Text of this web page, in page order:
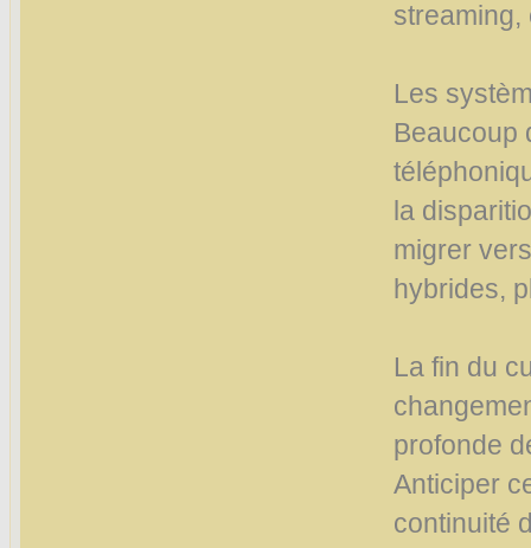
streaming,
Les
Beaucoup
la
migrer
hybrides,
La fin du
profonde
Anticiper
continuité